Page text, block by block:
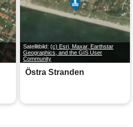
Satellitbild: (c) Esri, Maxar, Earthstar
Geographics, and the GIS User
Community
Östra Stranden